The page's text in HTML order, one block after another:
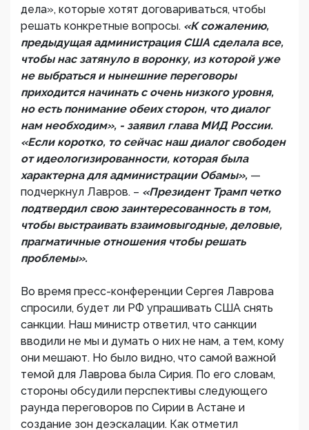
дела», которые хотят договариваться, чтобы
решать конкретные вопросы. «К сожалению,
предыдущая администрация США сделала все,
чтобы нас затянуло в воронку, из которой уже
не выбраться и нынешние переговоры
приходится начинать с очень низкого уровня,
но есть понимание обеих сторон, что диалог
нам необходим», - заявил глава МИД России.
«Если коротко, то сейчас наш диалог свободен
от идеологизированности, которая была
характерна для администрации Обамы», —
подчеркнул Лавров. – «Президент Трамп четко
подтвердил свою заинтересованность в том,
чтобы выстраивать взаимовыгодные, деловые,
прагматичные отношения чтобы решать
проблемы».
Во время пресс-конференции Сергея Лаврова
спросили, будет ли РФ упрашивать США снять
санкции. Наш министр ответил, что санкции
вводили не мы и думать о них не нам, а тем, кому
они мешают. Но было видно, что самой важной
темой для Лаврова была Сирия. По его словам,
стороны обсудили перспективы следующего
раунда переговоров по Сирии в Астане и
создание зон деэскалации. Как отметил